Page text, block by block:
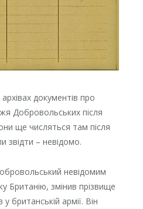
документів про
Добровольських після
ще числяться там після
звідти – невідомо.
невідомим
Британію, змінив прізвище
британській армії. Він